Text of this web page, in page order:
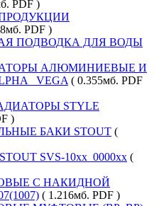
PDF )
PDF )
ПОДВОДКА ДЛЯ ВОДЫ
АЛЮМИНИЕВЫЕ И
_VEGA ( 0.355мб. PDF
STYLE
)
БАКИ STOUT (
SVS-10хх_0000хх (
С НАКИДНОЙ
( 1.216мб. PDF )